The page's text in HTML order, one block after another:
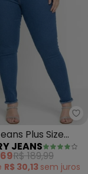
- Calça Mom
Plus Size
JEANS
R$ 189,99
R$ 30,13 sem juros